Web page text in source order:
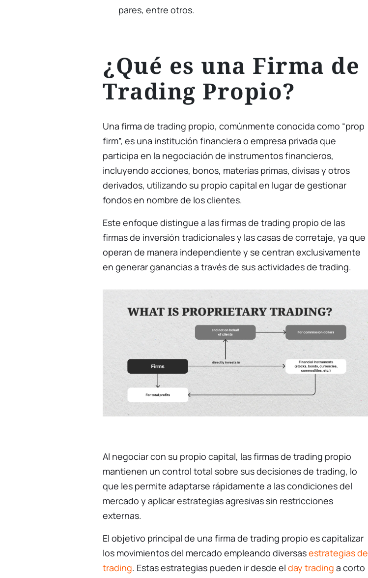
pares, entre otros.
¿Qué es una Firma de
Trading Propio?
Una firma de trading propio, comúnmente conocida como “prop
firm”, es una institución financiera o empresa privada que
participa en la negociación de instrumentos financieros,
incluyendo acciones, bonos, materias primas, divisas y otros
derivados, utilizando su propio capital en lugar de gestionar
fondos en nombre de los clientes.
Este enfoque distingue a las firmas de trading propio de las
firmas de inversión tradicionales y las casas de corretaje, ya que
operan de manera independiente y se centran exclusivamente
en generar ganancias a través de sus actividades de trading.
Al negociar con su propio capital, las firmas de trading propio
mantienen un control total sobre sus decisiones de trading, lo
que les permite adaptarse rápidamente a las condiciones del
mercado y aplicar estrategias agresivas sin restricciones
externas.
El objetivo principal de una firma de trading propio es capitalizar
los movimientos del mercado empleando diversasestrategias de
trading. Estas estrategias pueden ir desde el day trading a corto